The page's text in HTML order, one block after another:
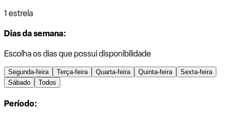
1 estrela
Dias da semana:
Escolha os dias que possui disponibilidade
Segunda-feira Terça-feira Quarta-feira Quinta-feira
Sexta-feira
Sábado
Todos
Período: